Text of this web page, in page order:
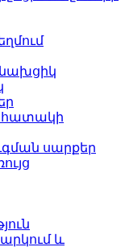
հատակի
սարքեր
և